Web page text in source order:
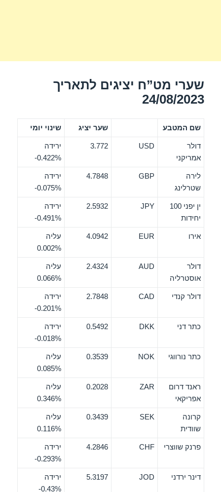
שערי מט”ח יציגים לתאריך
24/08/2023
שם המטבע שער יציג שינוי יומי
דולר
אמריקני
USD
3.772
ירידה
‎-0.422%
לירה
שטרלינג
GBP
4.7848
ירידה
‎-0.075%
ין יפני 100
יחידות
JPY
2.5932
ירידה
‎-0.491%
אירו EUR
4.0942
עליה
0.002%
דולר
אוסטרליה
AUD
2.4324
עליה
0.066%
דולר קנדי CAD
2.7848
ירידה
‎-0.201%
כתר דני DKK
0.5492
ירידה
‎-0.018%
כתר נורווגי NOK
0.3539
עליה
0.085%
ראנד דרום
אפריקאי
ZAR
0.2028
עליה
0.346%
קרונה
שוודית
SEK
0.3439
עליה
0.116%
פרנק שווצרי CHF
4.2846
ירידה
‎-0.293%
דינר ירדני JOD
5.3197
ירידה
‎-0.43%